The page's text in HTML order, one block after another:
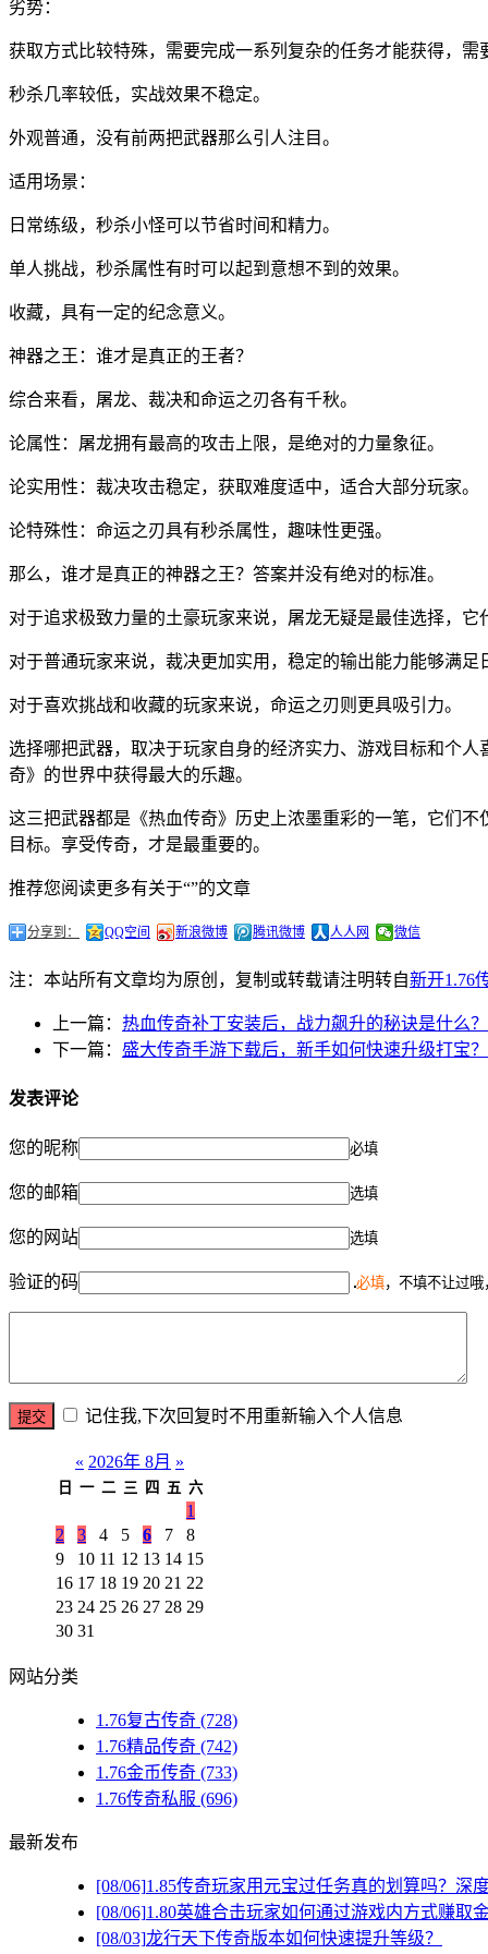
劣势：
获取方式比较特殊，需要完成一系列复杂的任务才能获得，需
秒杀几率较低，实战效果不稳定。
外观普通，没有前两把武器那么引人注目。
适用场景：
日常练级，秒杀小怪可以节省时间和精力。
单人挑战，秒杀属性有时可以起到意想不到的效果。
收藏，具有一定的纪念意义。
神器之王：谁才是真正的王者？
综合来看，屠龙、裁决和命运之刃各有千秋。
论属性：屠龙拥有最高的攻击上限，是绝对的力量象征。
论实用性：裁决攻击稳定，获取难度适中，适合大部分玩家。
论特殊性：命运之刃具有秒杀属性，趣味性更强。
那么，谁才是真正的神器之王？答案并没有绝对的标准。
对于追求极致力量的土豪玩家来说，屠龙无疑是最佳选择，它
对于普通玩家来说，裁决更加实用，稳定的输出能力能够满足
对于喜欢挑战和收藏的玩家来说，命运之刃则更具吸引力。
选择哪把武器，取决于玩家自身的经济实力、游戏目标和个
奇》的世界中获得最大的乐趣。
这三把武器都是《热血传奇》历史上浓墨重彩的一笔，它们
目标。享受传奇，才是最重要的。
推荐您阅读更多有关于“”的文章
分享到： QQ空间 新浪微博 腾讯微博 人人网 微信
注：本站所有文章均为原创，复制或转载请注明转自新开1.76
上一篇： 热血传奇补丁安装后，战力飙升的秘诀是什么？
下一篇： 盛大传奇手游下载后，新手如何快速升级打宝？
发表评论
您的昵称 必填
您的邮箱 选填
您的网站 选填
验证的码 必填，不填不让过哦
记住我,下次回复时不用重新输入个人信息
« 2026年 8月 »
日 一 二 三 四 五 六
1
2
3 4 5 6 7
8
9
10 11 12 13 14 15
16 17 18 19 20 21 22
23 24 25 26 27 28 29
30 31
网站分类
1.76复古传奇 (728)
1.76精品传奇 (742)
1.76金币传奇 (733)
1.76传奇私服 (696)
最新发布
[08/06]1.85传奇玩家用元宝过任务真的划算吗？深
[08/06]1.80英雄合击玩家如何通过游戏内方式赚取
[08/03]龙行天下传奇版本如何快速提升等级？